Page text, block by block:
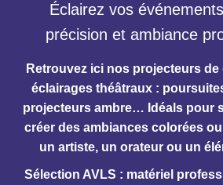
Éclairez vos
précision et ambiance
Retrouvez ici nos projecteurs de
éclairages théâtraux:
projecteurs ambre… Idéals pour
créer des ambiances colorées
un artiste, un orateur ou un
Sélection AVLS : matériel